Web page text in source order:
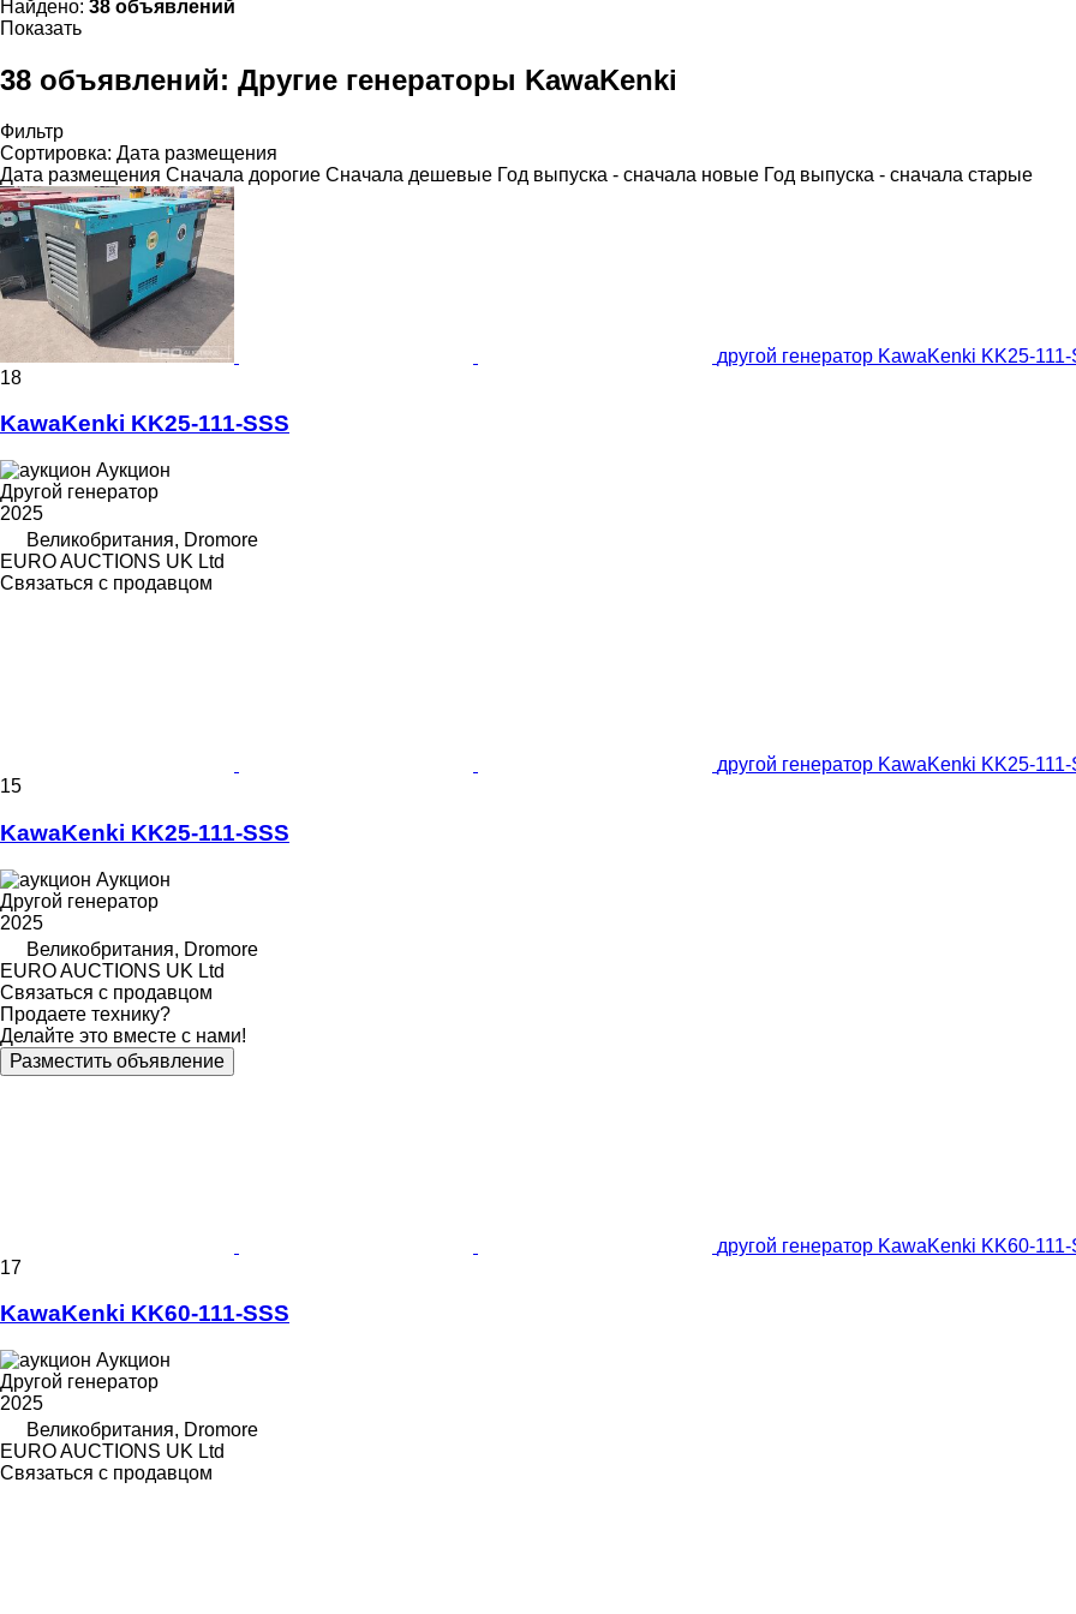
Найдено: 38 объявлений
Показать
38 объявлений: Другие генераторы KawaKenki
Фильтр
Сортировка: Дата размещения
Дата размещения Сначала дорогие Сначала дешевые Год выпуска - сначала новые Год выпуска - сначала старые
другой генератор KawaKenki KK25-
18
KawaKenki KK25-111-SSS
Аукцион
Другой генератор
2025
Великобритания, Dromore
EURO AUCTIONS UK Ltd
Связаться с продавцом
другой генератор KawaKenki KK25-
15
KawaKenki KK25-111-SSS
Аукцион
Другой генератор
2025
Великобритания, Dromore
EURO AUCTIONS UK Ltd
Связаться с продавцом
Продаете технику?
Делайте это вместе с нами!
Разместить объявление
другой генератор KawaKenki KK60-
17
KawaKenki KK60-111-SSS
Аукцион
Другой генератор
2025
Великобритания, Dromore
EURO AUCTIONS UK Ltd
Связаться с продавцом